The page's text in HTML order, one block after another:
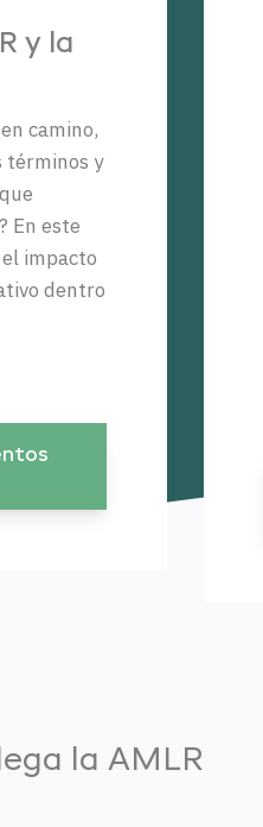
y la
camino,
términos y
En este
impacto
dentro
la AMLR